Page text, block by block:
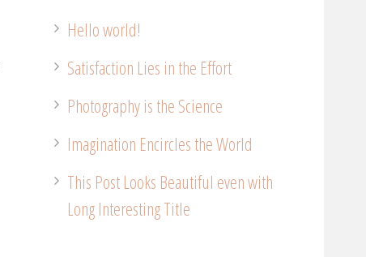
Hello world!
Satisfaction Lies in the Effort
Photography is the Science
Imagination Encircles the World
This Post Looks Beautiful even with
Long Interesting Title